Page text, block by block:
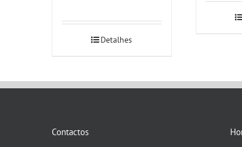
Detalhes
Contactos